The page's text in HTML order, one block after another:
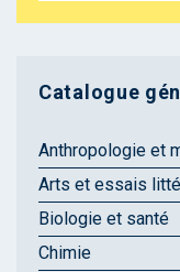
Catalogue
Anthropologie et
Arts et essais
Biologie et santé
Chimie